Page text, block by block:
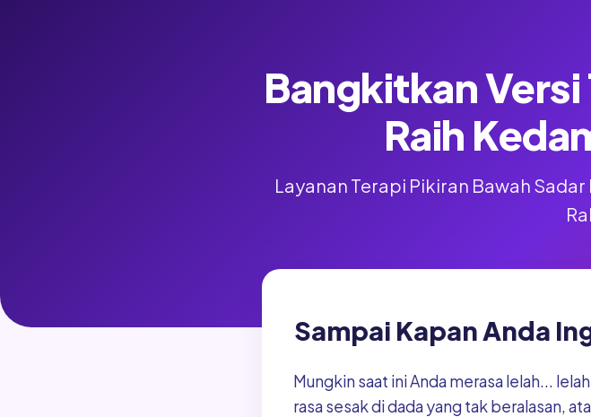
Bangkitkan Versi
Raih
Layanan Terapi Pikiran Bawah
Sampai Kapan Anda
Mungkin saat ini Anda merasa lelah...
rasa sesak di dada yang tak beralasan,